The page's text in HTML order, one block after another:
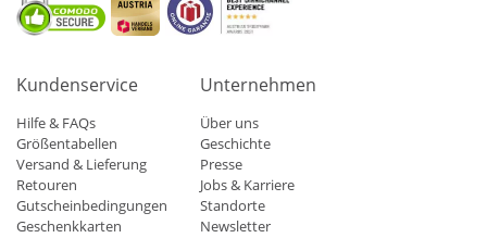
Kundenservice
Hilfe & FAQs
Größentabellen
Versand & Lieferung
Retouren
Gutscheinbedingungen
Geschenkkarten
Unternehmen
Über uns
Geschichte
Presse
Jobs & Karriere
Standorte
Newsletter